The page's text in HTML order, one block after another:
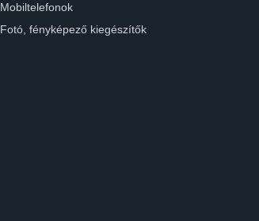
Mobiltelefonok
Fotó, fényképező kiegészítők